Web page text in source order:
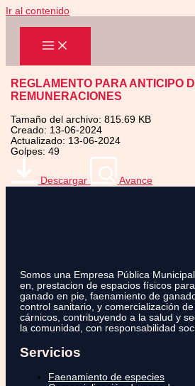
Ir al contenido
REGLAMENTO PARA ANTICIPO
REMUNERACIONES
Tamaño del archivo: 815.69 KB
Creado: 13-06-2024
Actualizado: 13-06-2024
Golpes: 49
Descargar Avance
Somos una Empresa Pública
en, prestacion de espacios físicos
ganado en pie, faenamiento de
control sanitario, y comercialización
cárnicos, contribuyendo a la salud y
la comunidad, con responsabilidad
Servicios
Faenamiento de especies